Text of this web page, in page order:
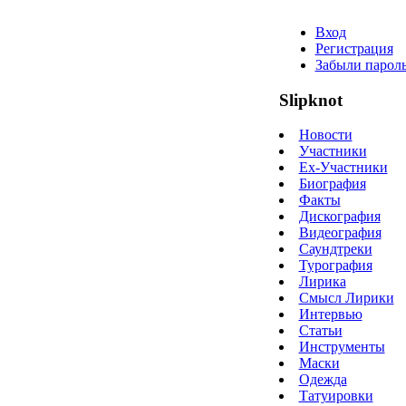
Вход
Регистрация
Забыли
Slipknot
Новости
Участники
Ex-Участники
Биография
Факты
Дискография
Видеография
Саундтреки
Турография
Лирика
Смысл Лирики
Интервью
Статьи
Инструменты
Маски
Одежда
Татуировки